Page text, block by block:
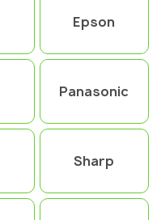
Epson
Panasonic
Sharp